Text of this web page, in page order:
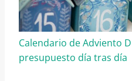
Calendario de Adviento
presupuesto día tras día